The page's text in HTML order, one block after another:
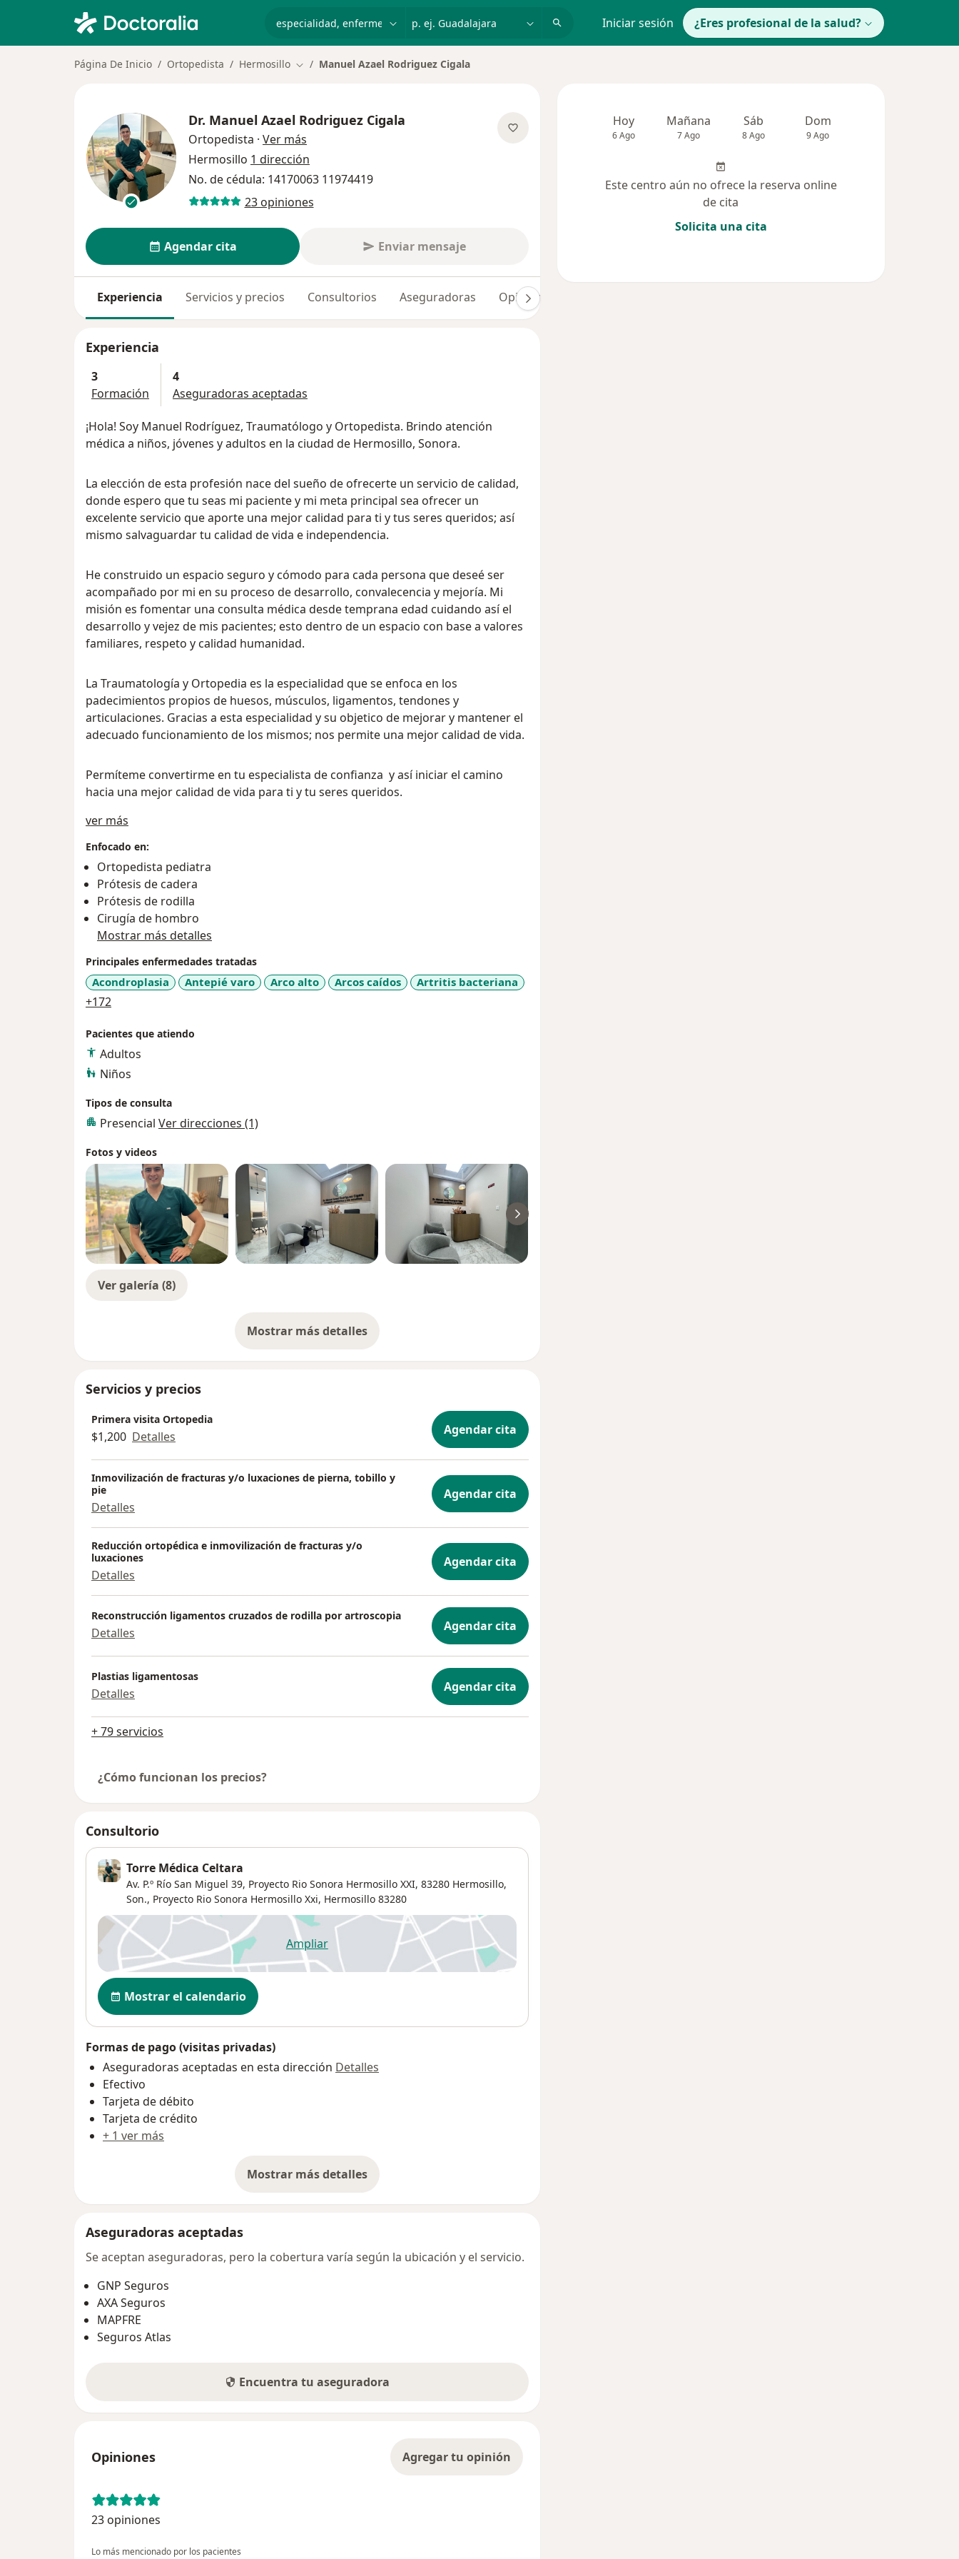
Iniciar sesión ¿Eres profesional de la salud?
Página De Inicio Ortopedista Hermosillo Cambiar de ciudad
Manuel Azael Rodriguez Cigala
Dr. Manuel Azael Rodriguez Cigala
Ortopedista · Ver más
Hermosillo 1 dirección
No. de cédula: 14170063 11974419
23 opiniones
Agendar cita Enviar mensaje
Experiencia Servicios y precios Consultorios Aseguradoras Opiniones (23)
Experiencia
3
Formación
4
Aseguradoras aceptadas
¡Hola! Soy Manuel Rodríguez, Traumatólogo y Ortopedista. Brindo atención
médica a niños, jóvenes y adultos en la ciudad de Hermosillo, Sonora.
La elección de esta profesión nace del sueño de ofrecerte un servicio de calidad,
donde espero que tu seas mi paciente y mi meta principal sea ofrecer un
excelente servicio que aporte una mejor calidad para ti y tus seres queridos; así
mismo salvaguardar tu calidad de vida e independencia.
He construido un espacio seguro y cómodo para cada persona que deseé ser
acompañado por mi en su proceso de desarrollo, convalecencia y mejoría. Mi
misión es fomentar una consulta médica desde temprana edad cuidando así el
desarrollo y vejez de mis pacientes; esto dentro de un espacio con base a valores
familiares, respeto y calidad humanidad.
La Traumatología y Ortopedia es la especialidad que se enfoca en los
padecimientos propios de huesos, músculos, ligamentos, tendones y
articulaciones. Gracias a esta especialidad y su objetico de mejorar y mantener el
adecuado funcionamiento de los mismos; nos permite una mejor calidad de vida.
Permíteme convertirme en tu especialista de confianza y así iniciar el camino
hacia una mejor calidad de vida para ti y tu seres queridos.
ver más
Enfocado en:
Ortopedista pediatra
Prótesis de cadera
Prótesis de rodilla
Cirugía de hombro
Mostrar más detalles
Principales enfermedades tratadas
Acondroplasia Antepié varo Arco alto Arcos caídos Artritis bacteriana
+172
Pacientes que atiendo
Adultos
Niños
Tipos de consulta
Presencial Ver direcciones (1)
Fotos y videos
Ver galería (8)
Mostrar más detalles
sobre la experiencia
Servicios y precios
Primera visita Ortopedia
$1,200 Detalles Agendar cita
Inmovilización de fracturas y/o luxaciones de pierna, tobillo y
pie
Detalles
Agendar cita
Reducción ortopédica e inmovilización de fracturas y/o
luxaciones
Detalles
Agendar cita
Reconstrucción ligamentos cruzados de rodilla por artroscopia
Detalles Agendar cita
Plastias ligamentosas
Detalles Agendar cita
+ 79 servicios
¿Cómo funcionan los precios?
Consultorio
Torre Médica Celtara
Av. P.º Río San Miguel 39, Proyecto Rio Sonora Hermosillo XXI, 83280 Hermosillo,
Son., Proyecto Rio Sonora Hermosillo Xxi, Hermosillo 83280
Ampliarse abre en una nueva pestaña
Disponibilidad
Mostrar el calendario
Formas de pago (visitas privadas)
Aseguradoras aceptadas en esta dirección Detalles
Efectivo
Tarjeta de débito
Tarjeta de crédito
+ 1 ver más
Mostrar más detalles
sobre la dirección
Aseguradoras aceptadas
Se aceptan aseguradoras, pero la cobertura varía según la ubicación y el servicio.
GNP Seguros
AXA Seguros
MAPFRE
Seguros Atlas
Encuentra tu aseguradora
Opiniones Agregar tu opinión
23 opiniones
Lo más mencionado por los pacientes
Hoy
6 Ago
Mañana
7 Ago
Sáb
8 Ago
Dom
9 Ago
Este centro aún no ofrece la reserva online
de cita
Solicita una cita